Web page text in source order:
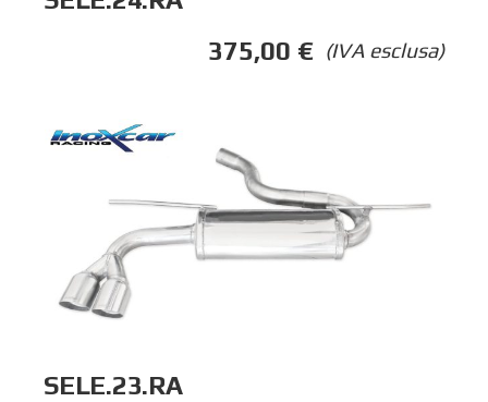
(IVA esclusa)
375,00 €
SELE.23.RA